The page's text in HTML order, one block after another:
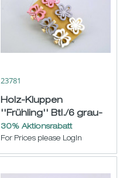
23781
Holz-Kluppen
''Frühling'' Btl./6 grau-
weiß-pink ø4 L3,5cm
30% Aktionsrabatt
For Prices please LogIn